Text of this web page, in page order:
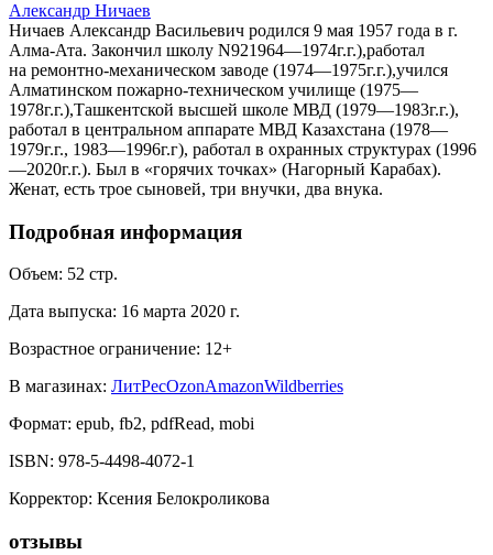
Александр Ничаев
Ничаев Александр Васильевич родился 9 мая 1957 года в г.
Алма-Ата. Закончил школу N921964—1974г.г.),работал
на ремонтно-механическом заводе (1974—1975г.г.),учился
Алматинском пожарно-техническом училище (1975—
1978г.г.),Ташкентской высшей школе МВД (1979—1983г.г.),
работал в центральном аппарате МВД Казахстана (1978—
1979г.г., 1983—1996г.г), работал в охранных структурах (1996
—2020г.г.). Был в «горячих точках» (Нагорный Карабах).
Женат, есть трое сыновей, три внучки, два внука.
Подробная информация
Объем: 52 стр.
Дата выпуска: 16 марта 2020 г.
Возрастное ограничение: 12+
В магазинах: ЛитРесOzonAmazonWildberries
Формат: epub, fb2, pdfRead, mobi
ISBN: 978-5-4498-4072-1
Корректор: Ксения Белокроликова
отзывы